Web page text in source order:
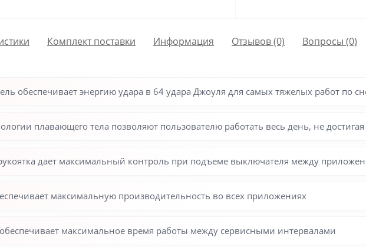
Комплект поставки Информация Отзывов (0) Вопросы (0)
обеспечивает энергию удара в 64 удара Джоуля для самых тяжелых работ по
плавающего тела позволяют пользователю работать весь день, не
дает максимальный контроль при подъеме выключателя между
максимальную производительность во всех приложениях
максимальное время работы между сервисными интервалами